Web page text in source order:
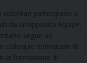
partecipano a
da un’apposita équipe.
segue un
colloquio individuale di
la formazione di